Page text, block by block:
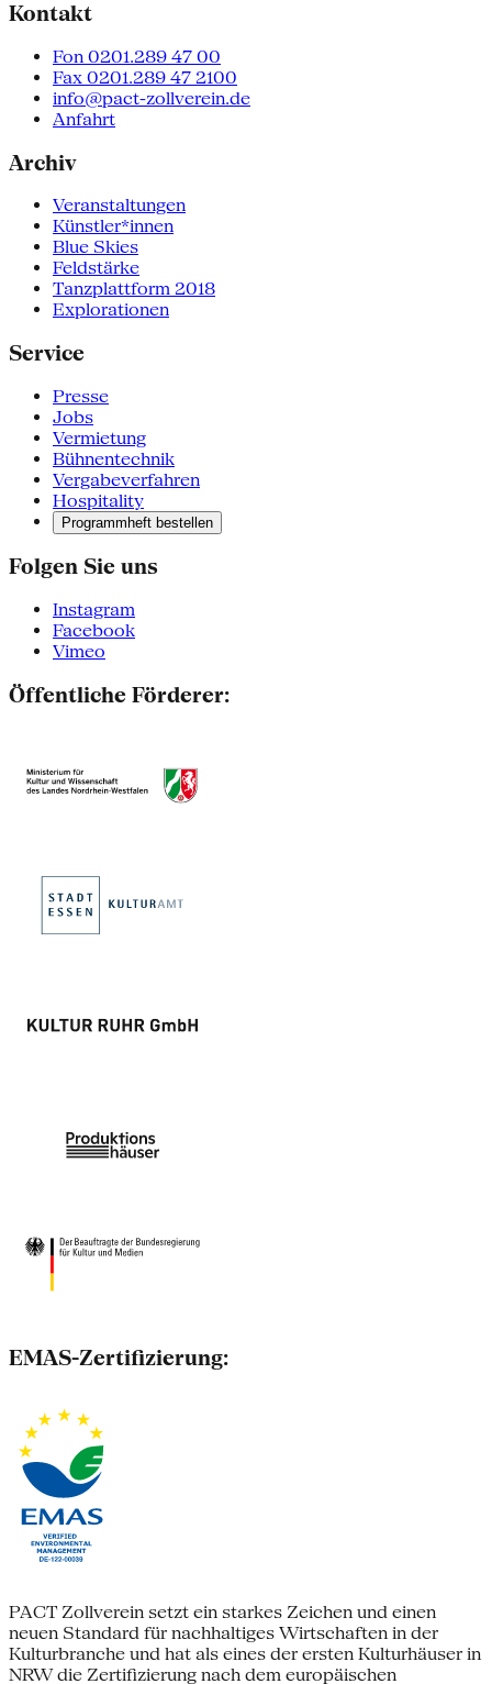
Kontakt
Fon 0201.289 47 00
Fax 0201.289 47 2100
info@pact-zollverein.de
Anfahrt
Archiv
Veranstaltungen
Künstler*innen
Blue Skies
Feldstärke
Tanzplattform 2018
Explorationen
Service
Presse
Jobs
Vermietung
Bühnentechnik
Vergabeverfahren
Hospitality
Programmheft bestellen
Folgen Sie uns
Instagram
Facebook
Vimeo
Öffentliche Förderer:
EMAS-Zertifizierung:
PACT Zollverein setzt ein starkes Zeichen und einen
neuen Standard für nachhaltiges Wirtschaften in der
Kulturbranche und hat als eines der ersten Kulturhäuser in
NRW die Zertifizierung nach dem europäischen